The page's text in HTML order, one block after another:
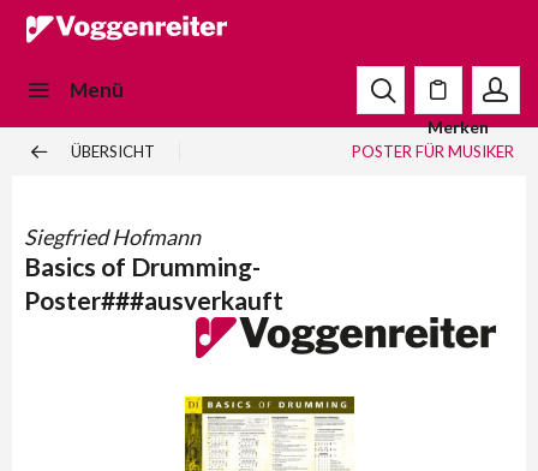
Menü
Merken
ÜBERSICHT POSTER FÜR MUSIKER
Siegfried Hofmann
Basics of Drumming-
Poster###ausverkauft